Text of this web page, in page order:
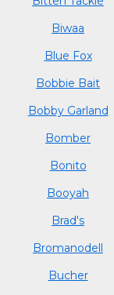
Biwaa
Blue Fox
Bobbie Bait
Bobby Garland
Bomber
Bonito
Booyah
Brad's
Bromanodell
Bucher